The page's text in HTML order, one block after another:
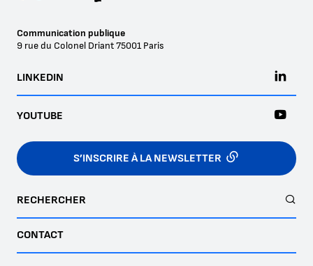
Communication publique
9 rue du Colonel Driant75001 Paris
S’INSCRIRE À LA NEWSLETTER
LINKEDIN
YOUTUBE
RECHERCHER
CONTACT